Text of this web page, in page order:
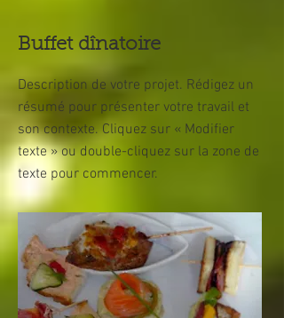
Buffet dînatoire
Description de votre projet. Rédigez un
résumé pour présenter votre travail et
son contexte. Cliquez sur « Modifier
texte » ou double-cliquez sur la zone de
texte pour commencer.